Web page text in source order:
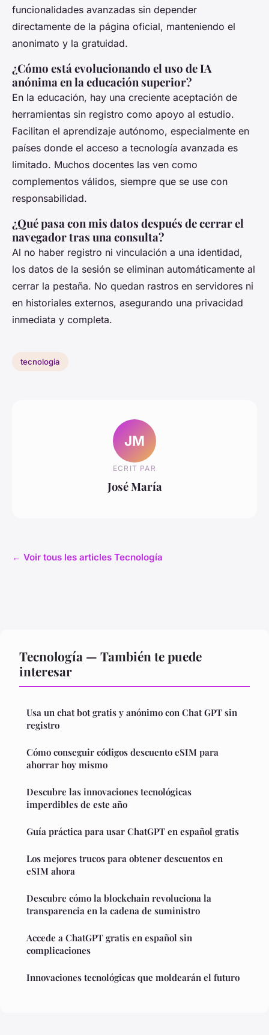
funcionalidades avanzadas sin depender
directamente de la página oficial, manteniendo el
anonimato y la gratuidad.
¿Cómo está evolucionando el uso de IA
anónima en la educación superior?
En la educación, hay una creciente aceptación de
herramientas sin registro como apoyo al estudio.
Facilitan el aprendizaje autónomo, especialmente en
países donde el acceso a tecnología avanzada es
limitado. Muchos docentes las ven como
complementos válidos, siempre que se use con
responsabilidad.
¿Qué pasa con mis datos después de cerrar el
navegador tras una consulta?
Al no haber registro ni vinculación a una identidad,
los datos de la sesión se eliminan automáticamente al
cerrar la pestaña. No quedan rastros en servidores ni
en historiales externos, asegurando una privacidad
inmediata y completa.
tecnologia
JM
ECRIT PAR
José María
← Voir tous les articles Tecnología
Tecnología — También te puede
interesar
Usa un chat bot gratis y anónimo con Chat GPT sin
registro
Cómo conseguir códigos descuento eSIM para
ahorrar hoy mismo
Descubre las innovaciones tecnológicas
imperdibles de este año
Guía práctica para usar ChatGPT en español gratis
Los mejores trucos para obtener descuentos en
eSIM ahora
Descubre cómo la blockchain revoluciona la
transparencia en la cadena de suministro
Accede a ChatGPT gratis en español sin
complicaciones
Innovaciones tecnológicas que moldearán el futuro